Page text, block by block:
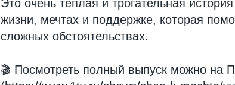
Это очень тёплая и трогательная
жизни, мечтах и поддержке, которая
сложных обстоятельствах.
🎬 Посмотреть полный выпуск можно на